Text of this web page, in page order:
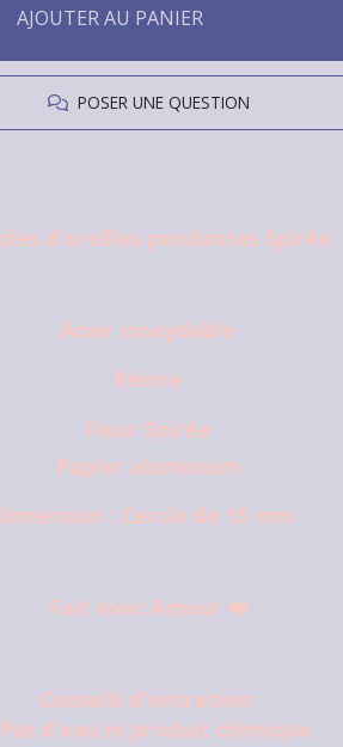
AJOUTER AU PANIER
POSER UNE QUESTION
d'oreilles pendantes Spirée
Acier inoxydable
Résine
Fleur Spirée
Papier aluminium
: Cercle de 15 mm
Fait avec Amour ❤️
Conseils d'entretien:
d'eau ni produit chimique